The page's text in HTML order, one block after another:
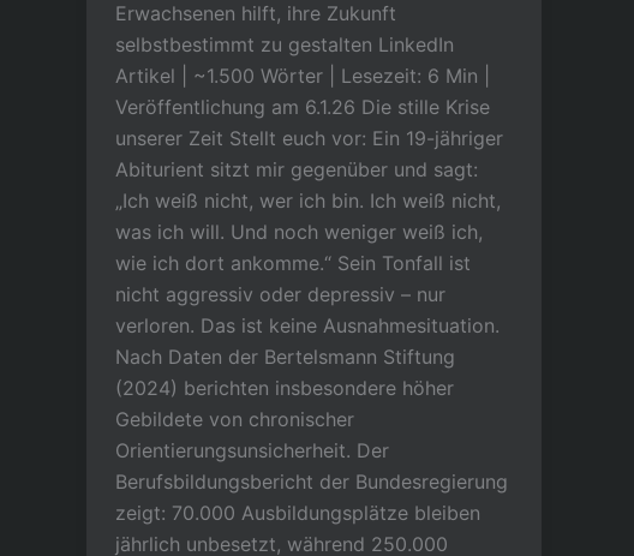
Erwachsenen hilft, ihre Zukunft
selbstbestimmt zu gestalten LinkedIn
Artikel | ~1.500 Wörter | Lesezeit: 6 Min |
Veröffentlichung am 6.1.26 Die stille Krise
unserer Zeit Stellt euch vor: Ein 19-jähriger
Abiturient sitzt mir gegenüber und sagt:
„Ich weiß nicht, wer ich bin. Ich weiß nicht,
was ich will. Und noch weniger weiß ich,
wie ich dort ankomme.“ Sein Tonfall ist
nicht aggressiv oder depressiv – nur
verloren. Das ist keine Ausnahmesituation.
Nach Daten der Bertelsmann Stiftung
(2024) berichten insbesondere höher
Gebildete von chronischer
Orientierungsunsicherheit. Der
Berufsbildungsbericht der Bundesregierung
zeigt: 70.000 Ausbildungsplätze bleiben
jährlich unbesetzt, während 250.000